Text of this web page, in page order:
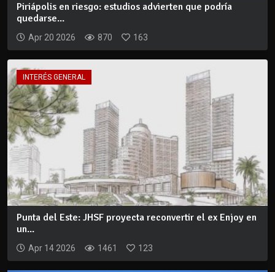
Piriápolis en riesgo: estudios advierten que podría
quedarse...
Apr 20 2026 870 163
INTERÉS GENERAL
Punta del Este: JHSF proyecta reconvertir el ex Enjoy en
un...
Apr 14 2026 1461 123